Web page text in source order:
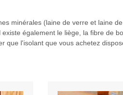
minérales (laine de verre et laine
également le liège, la fibre de
que l'isolant que vous achetez